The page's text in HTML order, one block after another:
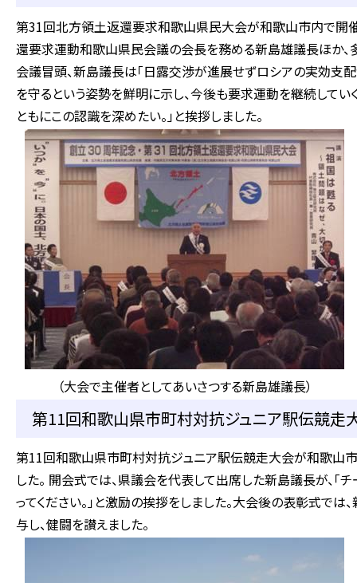
第31回北方領土返還要求和歌山県民大会が和歌山市内で開
還要求運動和歌山県民会議の会長を務める新島雄議長ほか、
会議冒頭、新島議長は「日露交渉が進展せずロシアの実効支
を守るという姿勢を鮮明に示し、今後も要求運動を継続して
ともにこの認識を深めたい。」と挨拶しました。
（大会で主催者としてあいさつする新島雄議長）
第11回和歌山県市町村対抗ジュニア駅伝競走
第11回和歌山県市町村対抗ジュニア駅伝競走大会が和歌山
した。 開会式では、県議会を代表して出席した新島議長が、「
ってください。」と激励の挨拶をしました。大会後の表彰式
与し、健闘を讃えました。